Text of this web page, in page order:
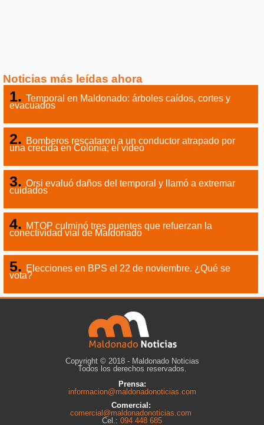
Noticias más leídas ahora
Temporal en Maldonado: árboles caídos, cortes y
evacuados
Bomberos rescataron a un conductor atrapado por
una crecida en Colonia; el video
Orsi evaluó daños del temporal y llamó a extremar
cuidados
MTOP culminó tres puentes que refuerzan la
conectividad vial de Maldonado
Elecciones en BPS el 22 de noviembre. ¿Qué se
vota?
Copyright © 2018 - Maldonado Noticias
Todos los derechos reservados.
Prensa:
informacion@maldonadonoticias.com
Comercial:
comercial@maldonadonoticias.com
Cel.: 094 448 685